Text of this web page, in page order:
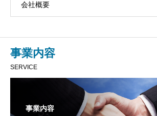
会社概要
事業内容
SERVICE
事業内容